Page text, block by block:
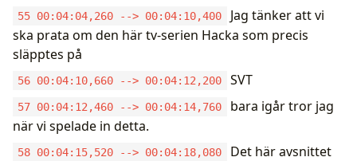
55 00:04:04,260 --> 00:04:10,400
Jag tänker att vi
ska prata om den här tv-serien Hacka som precis
släpptes på
56 00:04:10,660 --> 00:04:12,200 SVT
57 00:04:12,460 --> 00:04:14,760
bara igår tror jag
när vi spelade in detta.
58 00:04:15,520 --> 00:04:18,080
Det här avsnittet